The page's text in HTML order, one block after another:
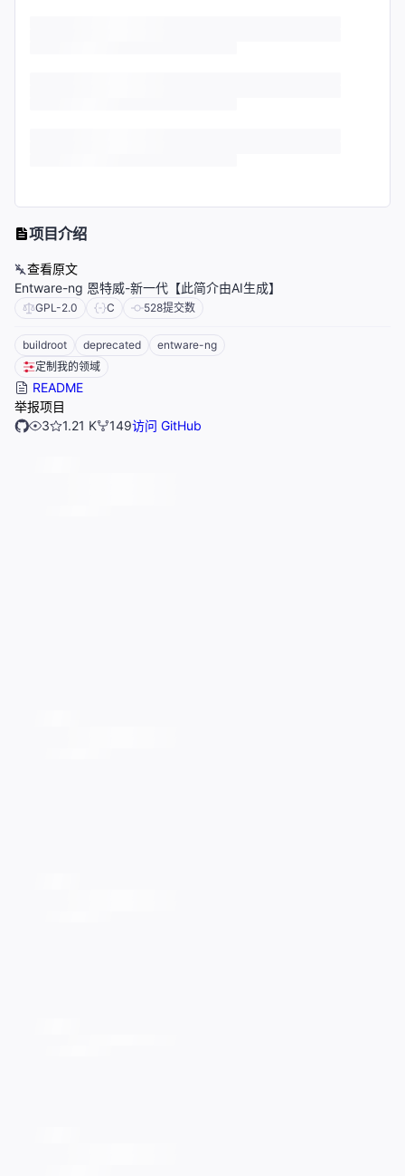
项目介绍
查看原文
Entware-ng 恩特威-新一代【此简介由AI生成】
GPL-2.0 C 528提交数
buildroot deprecated
entware-ng
定制我的领域
README
举报项目
3
1.21 K 149访问 GitHub